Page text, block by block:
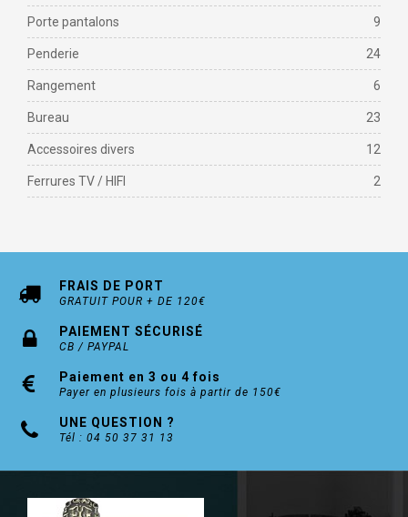
Porte pantalons 9
Penderie 24
Rangement 6
Bureau 23
Accessoires divers 12
Ferrures TV / HIFI 2
FRAIS DE PORT
GRATUIT POUR + DE 120€
PAIEMENT SÉCURISÉ
CB / PAYPAL
Paiement en 3 ou 4 fois
Payer en plusieurs fois à partir de 150€
UNE QUESTION ?
Tél : 04 50 37 31 13